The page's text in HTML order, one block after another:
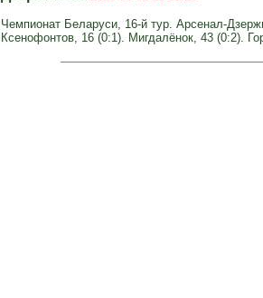
Чемпионат Беларуси, 16-й тур. Арсенал-
Ксенофонтов, 16 (0:1). Мигдалёнок, 43 (0:2).